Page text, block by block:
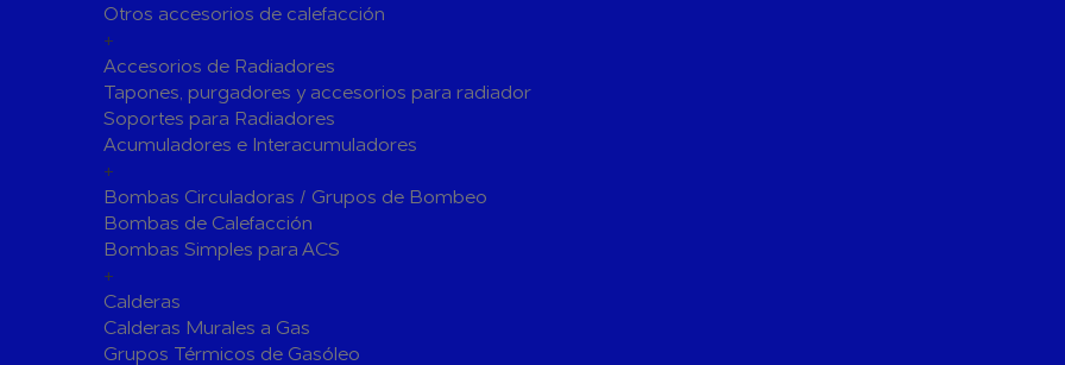
Vestuario de Protección
Herramientas de Prensado
Soldadura y Sopletes
Herramientas de Lijado y Pulido
Baterias Para Herramientas Eléctricas
Bombas de Piscinas y SPA
Bombas de Piscinas
Otros accesorios de calefacción
+
Accesorios de Radiadores
Tapones, purgadores y accesorios para radiador
Soportes para Radiadores
Acumuladores e Interacumuladores
+
Bombas Circuladoras / Grupos de Bombeo
Bombas de Calefacción
Bombas Simples para ACS
+
Calderas
Calderas Murales a Gas
Grupos Térmicos de Gasóleo